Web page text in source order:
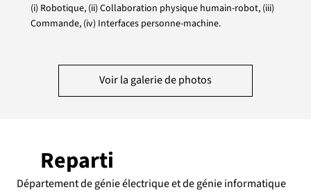
(i) Robotique, (ii) Collaboration physique humain-robot, (iii)
Commande, (iv) Interfaces personne-machine.
Voir la galerie de photos
Reparti
Département de génie électrique et de génie informatique